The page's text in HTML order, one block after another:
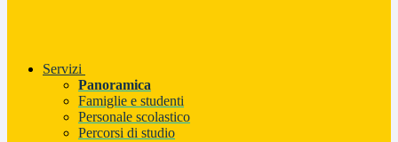
Servizi
Panoramica
Famiglie e studenti
Personale scolastico
Percorsi di studio